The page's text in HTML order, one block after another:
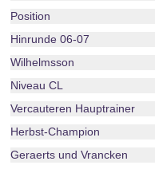
Position
Hinrunde 06-07
Wilhelmsson
Niveau CL
Vercauteren Hauptrainer
Herbst-Champion
Geraerts und Vrancken